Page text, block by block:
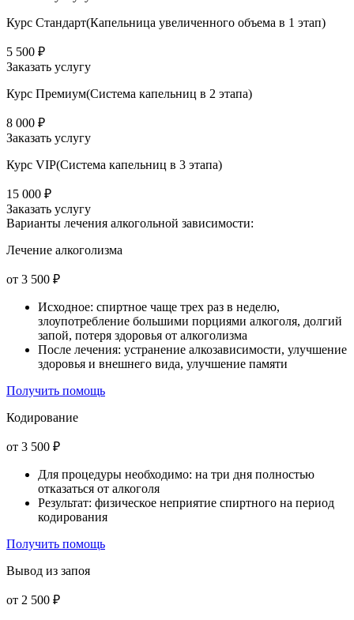
Курс Стандарт(Капельница увеличенного объема в 1 этап)
5 500 ₽
Заказать услугу
Курс Премиум(Система капельниц в 2 этапа)
8 000 ₽
Заказать услугу
Курс VIP(Система капельниц в 3 этапа)
15 000 ₽
Заказать услугу
Варианты лечения алкогольной зависимости:
Лечение алкоголизма
от 3 500 ₽
Исходное: спиртное чаще трех раз в неделю,
злоупотребление большими порциями алкоголя, долгий
запой, потеря здоровья от алкоголизма
После лечения: устранение алкозависимости, улучшение
здоровья и внешнего вида, улучшение памяти
Получить помощь
Кодирование
от 3 500 ₽
Для процедуры необходимо: на три дня полностью
отказаться от алкоголя
Результат: физическое неприятие спиртного на период
кодирования
Получить помощь
Вывод из запоя
от 2 500 ₽